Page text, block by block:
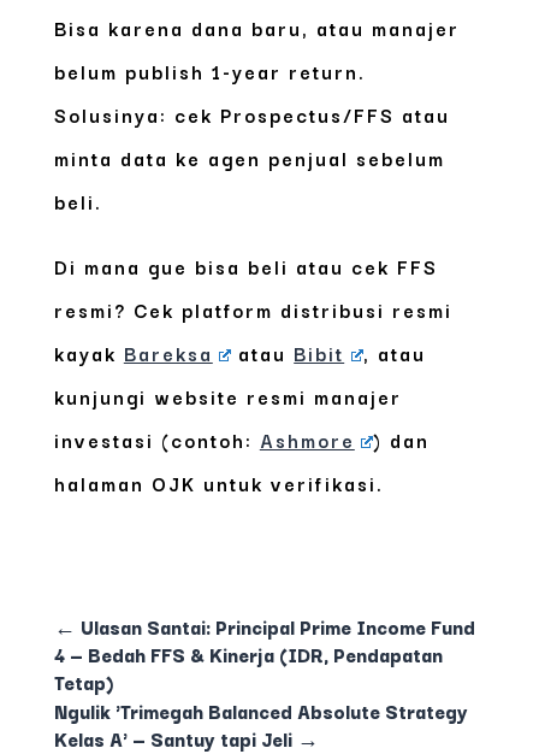
Bisa karena dana baru, atau manajer
belum publish 1-year return.
Solusinya: cek Prospectus/FFS atau
minta data ke agen penjual sebelum
beli.
Di mana gue bisa beli atau cek FFS
resmi? Cek platform distribusi resmi
kayak Bareksa atau Bibit
, atau
kunjungi website resmi manajer
investasi (contoh: Ashmore
) dan
halaman OJK untuk verifikasi.
← Ulasan Santai: Principal Prime Income Fund
4 — Bedah FFS & Kinerja (IDR, Pendapatan
Tetap)
Ngulik 'Trimegah Balanced Absolute Strategy
Kelas A' — Santuy tapi Jeli→